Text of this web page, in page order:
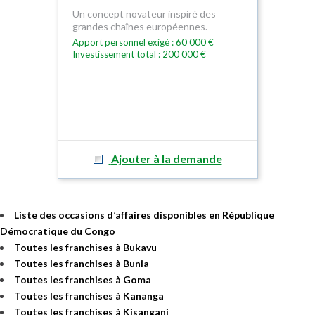
Un concept novateur inspiré des
grandes chaînes européennes.
Apport personnel exigé : 60 000 €
Investissement total : 200 000 €
Ajouter à la demande
Liste des occasions d’affaires disponibles en République
Démocratique du Congo
Toutes les franchises à Bukavu
Toutes les franchises à Bunia
Toutes les franchises à Goma
Toutes les franchises à Kananga
Toutes les franchises à Kisangani